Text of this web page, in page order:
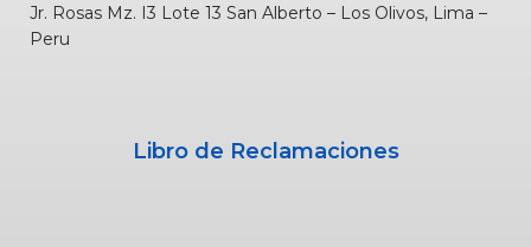
Jr. Rosas Mz. I3 Lote 13 San Alberto – Los Olivos, Lima –
Peru
Libro de Reclamaciones